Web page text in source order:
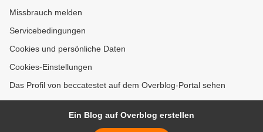
Missbrauch melden
Servicebedingungen
Cookies und persönliche Daten
Cookies-Einstellungen
Das Profil von beccatestet auf dem Overblog-Portal sehen
Ein Blog auf Overblog erstellen